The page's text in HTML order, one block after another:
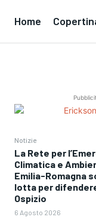
Home
Notizie
La Rete per
Climatica e
Emilia-Romagna
lotta per
Ospizio
6 Agosto 2026